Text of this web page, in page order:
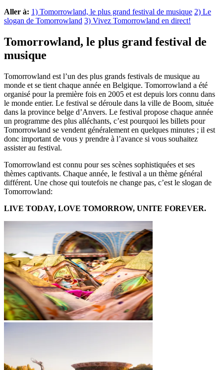
Aller à: 1) Tomorrowland, le plus grand festival de musique 2) Le
slogan de Tomorrowland 3) Vivez Tomorrowland en direct!
Tomorrowland, le plus grand festival de
musique
Tomorrowland est l’un des plus grands festivals de musique au
monde et se tient chaque année en Belgique. Tomorrowland a été
organisé pour la première fois en 2005 et est depuis lors connu dans
le monde entier. Le festival se déroule dans la ville de Boom, située
dans la province belge d’Anvers. Le festival propose chaque année
un programme des plus alléchants, c’est pourquoi les billets pour
Tomorrowland se vendent généralement en quelques minutes ; il est
donc important de vous y prendre à l’avance si vous souhaitez
assister au festival.
Tomorrowland est connu pour ses scènes sophistiquées et ses
thèmes captivants. Chaque année, le festival a un thème général
différent. Une chose qui toutefois ne change pas, c’est le slogan de
Tomorrowland:
LIVE TODAY, LOVE TOMORROW, UNITE FOREVER.